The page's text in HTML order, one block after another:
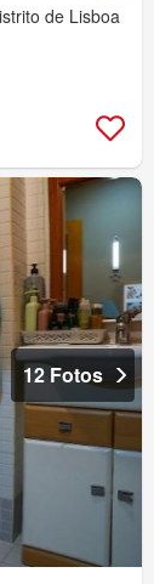
de Lisboa
12 Fotos